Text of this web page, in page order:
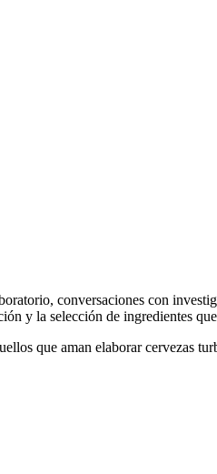
conversaciones con
y la selección de ingredientes
que aman elaborar cervezas